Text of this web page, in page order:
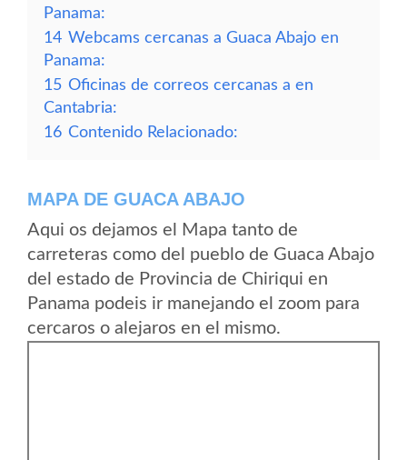
Panama:
14 Webcams cercanas a Guaca Abajo en
Panama:
15 Oficinas de correos cercanas a en
Cantabria:
16 Contenido Relacionado:
MAPA DE GUACA ABAJO
Aqui os dejamos el Mapa tanto de
carreteras como del pueblo de Guaca Abajo
del estado de Provincia de Chiriqui en
Panama podeis ir manejando el zoom para
cercaros o alejaros en el mismo.